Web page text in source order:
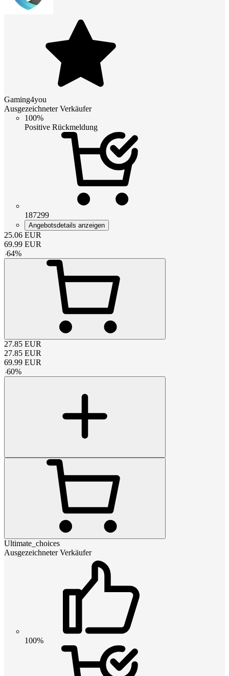
Gaming4you
Ausgezeichneter Verkäufer
100%
Positive Rückmeldung
187299
Angebotsdetails anzeigen
25.06 EUR
69.99 EUR
-64%
27.85 EUR
27.85 EUR
69.99 EUR
-60%
Ultimate_choices
Ausgezeichneter Verkäufer
100%